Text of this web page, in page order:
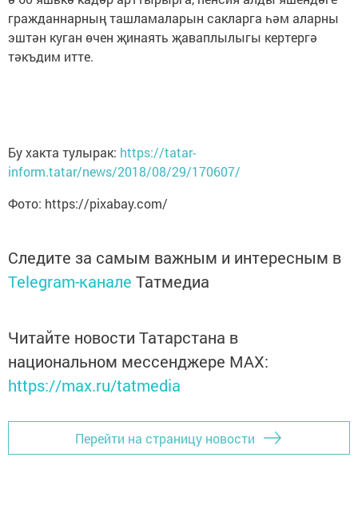
гражданнарның ташламаларын сакларга һәм аларны
эштән куган өчен җинаять җаваплылыгы кертергә
тәкъдим итте.
Бу хакта тулырак: https://tatar-
inform.tatar/news/2018/08/29/170607/
Фото: https://pixabay.com/
Следите за самым важным и интересным в
Telegram-канале Татмедиа
Читайте новости Татарстана в
национальном мессенджере MАХ:
https://max.ru/tatmedia
Перейти на страницу новости